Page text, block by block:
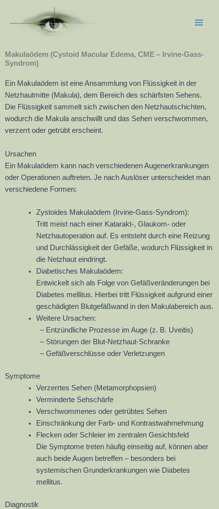
Makulaödem (Cystoid Macular Edema, CME – Irvine-Gass-
Syndrom)
Ein Makulaödem ist eine Ansammlung von Flüssigkeit in der
Netzhautmitte (Makula), dem Bereich des schärfsten Sehens.
Die Flüssigkeit sammelt sich zwischen den Netzhautschichten,
wodurch die Makula anschwillt und das Sehen verschwommen,
verzerrt oder getrübt erscheint.
Ursachen
Ein Makulaödem kann nach verschiedenen Augenerkrankungen
oder Operationen auftreten. Je nach Auslöser unterscheidet man
verschiedene Formen:
Zystoides Makulaödem (Irvine-Gass-Syndrom):
Tritt meist nach einer Katarakt-, Glaukom- oder
Netzhautoperation auf. Es entsteht durch eine Reizung
und Durchlässigkeit der Gefäße, wodurch Flüssigkeit in
die Netzhaut eindringt.
Diabetisches Makulaödem:
Entwickelt sich als Folge von Gefäßveränderungen bei
Diabetes mellitus. Hierbei tritt Flüssigkeit aufgrund einer
geschädigten Blutgefäßwand in den Makulabereich aus.
Weitere Ursachen:
– Entzündliche Prozesse im Auge (z. B. Uveitis)
– Störungen der Blut-Netzhaut-Schranke
– Gefäßverschlüsse oder Verletzungen
Symptome
Verzerrtes Sehen (Metamorphopsien)
Verminderte Sehschärfe
Verschwommenes oder getrübtes Sehen
Einschränkung der Farb- und Kontrastwahrnehmung
Flecken oder Schleier im zentralen Gesichtsfeld
Die Symptome treten häufig einseitig auf, können aber
auch beide Augen betreffen – besonders bei
systemischen Grunderkrankungen wie Diabetes
mellitus.
Diagnostik